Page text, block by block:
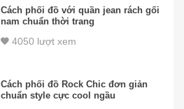
Cách phối đồ với quần jean rách gối
nam chuẩn thời trang
4050 lượt xem
Cách phối đồ Rock Chic đơn giản
chuẩn style cực cool ngầu